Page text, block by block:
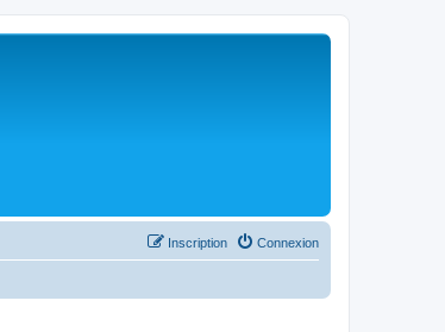
Connexion
Inscription